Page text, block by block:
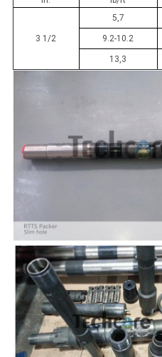
3 1/2
5,7
9.2-10.2
13,3